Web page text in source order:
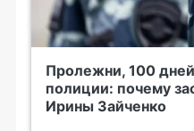
Пролежни, 100
полиции: почему
Ирины Зайченко